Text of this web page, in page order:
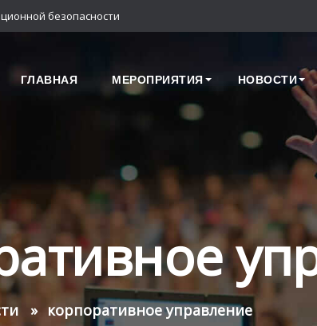
безопасности
ГЛАВНАЯ МЕРОПРИЯТИЯ НОВОСТИ
корпоративное управление